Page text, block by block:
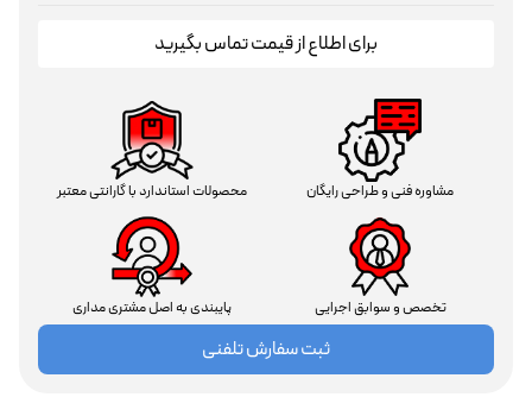
برای اطلاع از قیمت تماس بگیرید
مشاوره فنی و طراحی رایگان محصولات استاندارد با گارانتی معتبر
تخصص و سوابق اجرایی پایبندی به اصل مشتری مداری
ثبت سفارش تلفنی